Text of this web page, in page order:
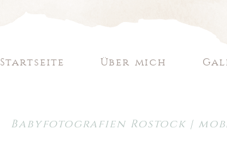
Startseite Über mich
Babyfotografien Rostock |